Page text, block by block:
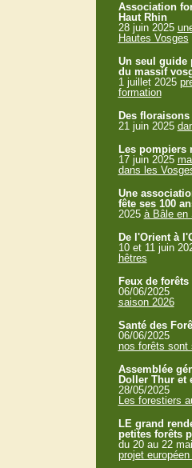
Association
Haut Rhin
28 juin 2025
Hautes Vosges
Un seul guide
du massif
1 juillet 2025
formation
Des
21 juin 2025
Les pompiers
17 juin 2025
dans les
Une
fête ses 100
2025 à Bâle en
De l'Orient à
10 et 11 juin
hêtres
Feux de forêts
06/06/2025
saison 2026
Santé des
06/06/2025
nos forêts sont
Assemblée
Doller Thur et
28/05/2025
Les forestiers
LE grand
petites forêts
du 20 au 22 mai
projet